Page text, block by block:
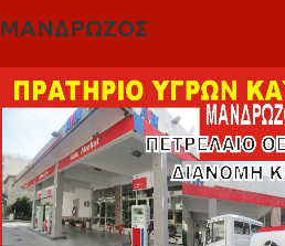
ΜΑΝΔΡΩΖΟΣ